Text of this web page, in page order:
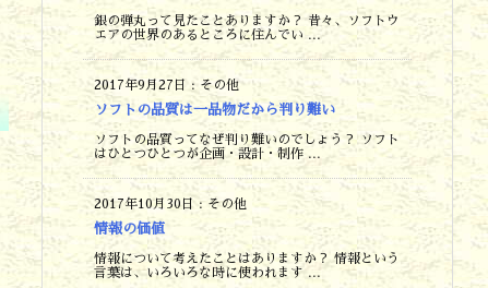
銀の弾丸って見たことありますか？ 昔々、ソフトウ
エアの世界のあるところに住んでい ...
2017年9月27日 : その他
ソフトの品質は一品物だから判り難い
ソフトの品質ってなぜ判り難いのでしょう？ ソフト
はひとつひとつが企画・設計・制作 ...
2017年10月30日 : その他
情報の価値
情報について考えたことはありますか？ 情報という
言葉は、いろいろな時に使われます ...